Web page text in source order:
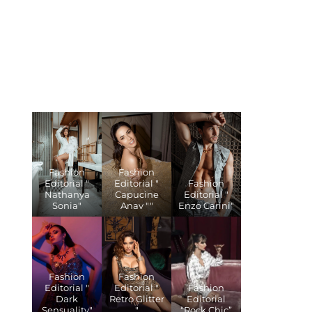
Fashion
Editorial "
Nathanya
Sonia"
Fashion
Editorial "
Capucine
Anav ""
Fashion
Editorial "
Enzo Carini"
Fashion
Editorial "
Dark
Sensuality"
Fashion
Editorial "
Retro Glitter
"
Fashion
Editorial
“Rock Chic”